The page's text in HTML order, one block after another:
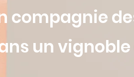
compagnie
un